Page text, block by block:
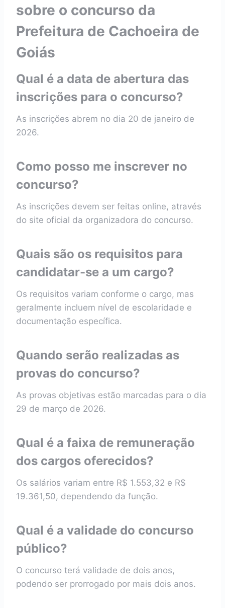
sobre o concurso da
Prefeitura de Cachoeira de
Goiás
Qual é a data de abertura das
inscrições para o concurso?
As inscrições abrem no dia 20 de janeiro de
2026.
Como posso me inscrever no
concurso?
As inscrições devem ser feitas online, através
do site oficial da organizadora do concurso.
Quais são os requisitos para
candidatar-se a um cargo?
Os requisitos variam conforme o cargo, mas
geralmente incluem nível de escolaridade e
documentação específica.
Quando serão realizadas as
provas do concurso?
As provas objetivas estão marcadas para o dia
29 de março de 2026.
Qual é a faixa de remuneração
dos cargos oferecidos?
Os salários variam entre R$ 1.553,32 e R$
19.361,50, dependendo da função.
Qual é a validade do concurso
público?
O concurso terá validade de dois anos,
podendo ser prorrogado por mais dois anos.